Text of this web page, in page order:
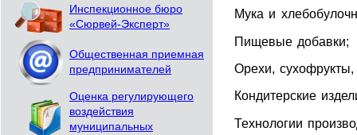
Инспекционное бюро
«Сюрвей-Эксперт»
Общественная приемная
предпринимателей
Оценка регулирующего
воздействия
муниципальных
Мука и
Пищевые добавки;
Орехи, сухофрукты,
Кондитерские
Технологии